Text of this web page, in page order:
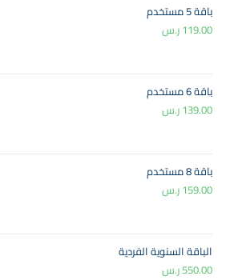
باقة 5 مستخدم
119.00ر.س
باقة 6 مستخدم
139.00ر.س
باقة 8 مستخدم
159.00ر.س
الباقة السنوية الفردية
550.00ر.س